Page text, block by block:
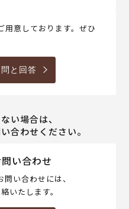
用意しております。ぜひ
と回答
い場合は、
合わせください。
い合わせ
い合わせには、
いたします。